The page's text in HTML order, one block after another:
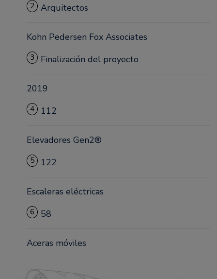
2 Arquitectos
Kohn Pedersen Fox Associates
3 Finalización del proyecto
2019
4 112
Elevadores Gen2®
5 122
Escaleras eléctricas
6 58
Aceras móviles